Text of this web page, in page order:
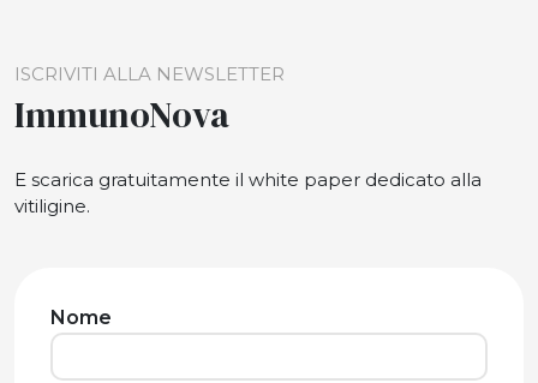
ISCRIVITI ALLA NEWSLETTER
ImmunoNova
E scarica gratuitamente il white paper dedicato alla
vitiligine.
Nome